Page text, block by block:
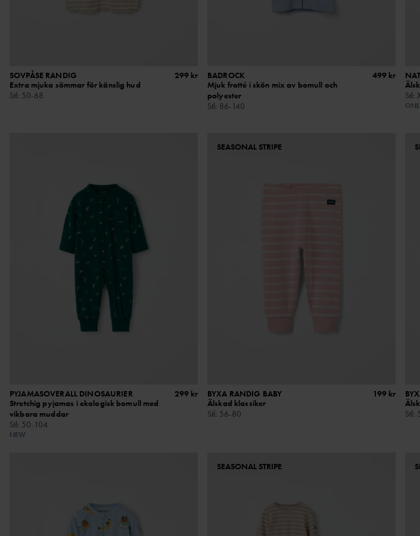
SOVPÅSE RANDIG
Extra mjuka sömmar för känslig hud
Stl : 50-68
299 kr
BADROCK
Mjuk frotté i skön mix av bomull och
polyester
Stl : 86-140
499 kr
Stl :
PYJAMASOVERALL DINOSAURIER
Stretchig pyjamas i ekologisk bomull med
vikbara muddar
Stl: 50-104
NEW
299 kr
SEASONAL STRIPE
BYXA RANDIG BABY
Älskad klassiker
Stl: 56-80
199 kr
Stl:
SEASONAL STRIPE